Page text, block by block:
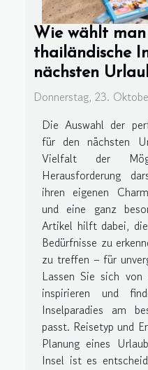
Wie wählt
thailändische
nächsten
Donnerstag, 23.
Die Auswahl der
für den nächsten
Vielfalt der
Herausforderung
ihren eigenen
und eine ganz
Artikel hilft dabei,
Bedürfnisse zu
zu treffen – für
Lassen Sie sich von
inspirieren und
Inselparadies am
passt. Reisetyp und
Planung eines
Insel ist es